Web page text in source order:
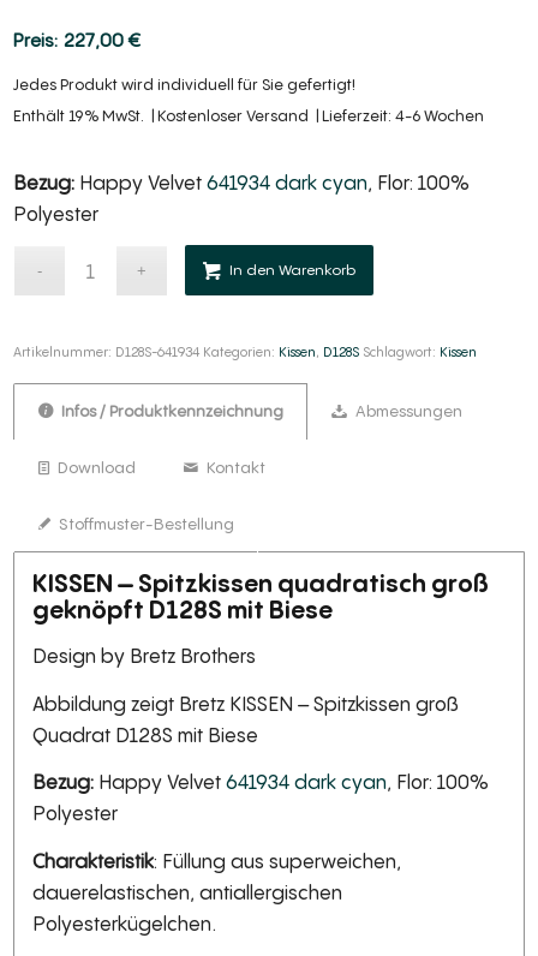
227,00€
Jedes Produkt wird individuell für Sie gefertigt!
Enthält 19% MwSt.
Kostenloser Versand Lieferzeit: 4-6 Wochen
Bezug: Happy Velvet641934 dark cyan, Flor: 100%
Polyester
In den Warenkorb
Artikelnummer: D128S-641934 Kategorien: Kissen, D128S Schlagwort: Kissen
Infos / Produktkennzeichnung Abmessungen
Download Kontakt
Stoffmuster-Bestellung
KISSEN – Spitzkissen quadratisch groß
geknöpft D128S mit Biese
Design by Bretz Brothers
Abbildung zeigt Bretz KISSEN – Spitzkissen groß
Quadrat D128S mit Biese
Bezug: Happy Velvet641934 dark cyan, Flor: 100%
Polyester
Charakteristik: Füllung aus superweichen,
dauerelastischen, antiallergischen
Polyesterkügelchen.